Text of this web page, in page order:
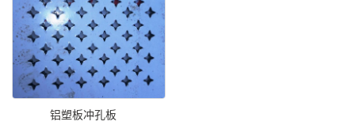
铝塑板冲孔板